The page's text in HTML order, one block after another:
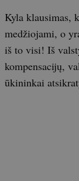
Kyla klausimas,
medžiojami, o
iš to visi! Iš
kompensacijų,
ūkininkai